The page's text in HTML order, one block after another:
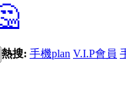
熱搜: 手機plan V.I.P會員